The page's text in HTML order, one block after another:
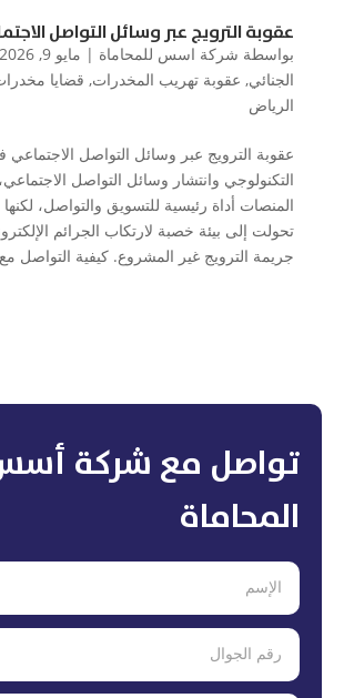
عقوبة الترويج عبر وسائل التواصل
بواسطة شركة اسس للمحاماة | مايو 9, 2026
الجنائي, عقوبة تهريب المخدرات, قضايا
الرياض
عقوبة الترويج عبر وسائل التواصل
التكنولوجي وانتشار وسائل التواصل
المنصات أداة رئيسية للتسويق والتواصل،
تحولت إلى بيئة خصبة لارتكاب الجرائم
جريمة الترويج غير المشروع. كيفية التواصل
تواصل مع شركة
المحاماة